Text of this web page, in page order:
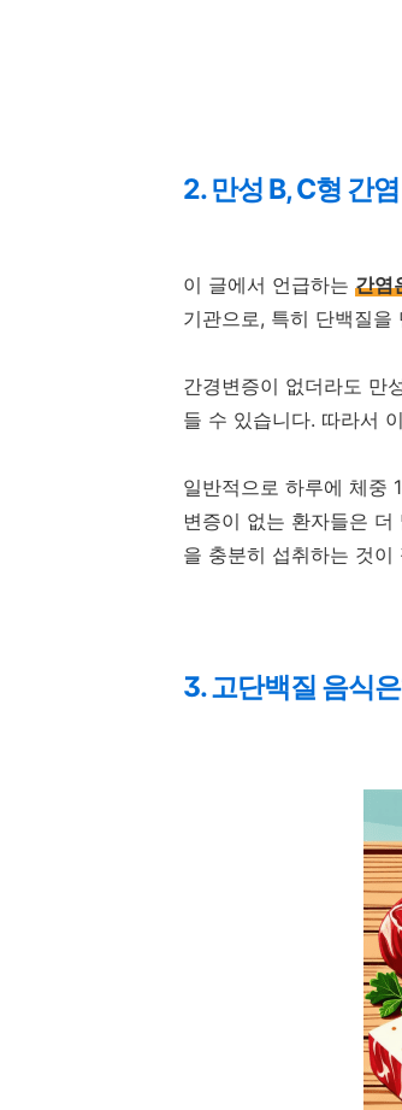
2. 만성 B, C형 간
이 글에서 언급하는 간염
기관으로, 특히 단백질을
간경변증이 없더라도 만
들 수 있습니다. 따라서
일반적으로 하루에 체중
변증이 없는 환자들은
을 충분히 섭취하는 것이
3. 고단백질 음식